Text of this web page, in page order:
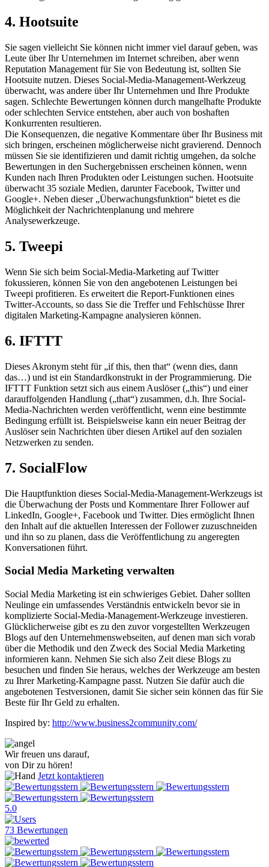
4. Hootsuite
Sie sagen vielleicht Sie können nicht immer viel darauf geben, was
Leute über Ihr Unternehmen im Internet schreiben, aber wenn
Reputation Management für Sie von Bedeutung ist, sollten Sie
Hootsuite nutzen. Dieses Social-Media-Management-Werkzeug
überwacht, was andere über Ihr Unternehmen und Ihre Produkte
sagen. Schlechte Bewertungen können durch mangelhafte Produkte
oder schlechten Service entstehen, aber auch von boshaften
Konkurrenten resultieren.
Die Konsequenzen, die negative Kommentare über Ihr Business mit
sich bringen, erscheinen möglicherweise nicht gravierend. Dennoch
müssen Sie sie identifizieren und damit richtig umgehen, da solche
Bewertungen in den Suchergebnissen erscheinen können, wenn
Kunden nach Ihren Produkten oder Leistungen suchen. Hootsuite
überwacht 35 soziale Medien, darunter Facebook, Twitter und
Google+. Neben dieser „Überwachungsfunktion“ bietet es die
Möglichkeit der Nachrichtenplanung und mehrere
Analysewerkzeuge.
5. Tweepi
Wenn Sie sich beim Social-Media-Marketing auf Twitter
fokussieren, können Sie von den angebotenen Leistungen bei
Tweepi profitieren. Es erweitert die Report-Funktionen eines
Twitter-Accounts, so dass Sie die Treffer und Fehlschüsse Ihrer
digitalen Marketing-Kampagne analysieren können.
6. IFTTT
Dieses Akronym steht für „if this, then that“ (wenn dies, dann
das…) und ist ein Standardkonstrukt in der Programmierung. Die
IFTTT Funktion setzt sich aus einem Auslöser („this“) und einer
darauffolgenden Handlung („that“) zusammen, d.h. Ihre Social-
Media-Nachrichten werden veröffentlicht, wenn eine bestimmte
Bedingung erfüllt ist. Beispielsweise kann ein neuer Beitrag der
Auslöser sein Nachrichten über diesen Artikel auf den sozialen
Netzwerken zu senden.
7. SocialFlow
Die Hauptfunktion dieses Social-Media-Management-Werkzeugs ist
die Überwachung der Posts und Kommentare Ihrer Follower auf
LinkedIn, Google+, Facebook und Twitter. Dies ermöglicht Ihnen
den Inhalt auf die aktuellen Interessen der Follower zuzuschneiden
und ihn so zu planen, dass die Veröffentlichung zu angeregten
Konversationen führt.
Social Media Marketing verwalten
Social Media Marketing ist ein schwieriges Gebiet. Daher sollten
Neulinge ein umfassendes Verständnis entwickeln bevor sie in
komplizierte Social-Media-Management-Werkzeuge investieren.
Glücklicherweise gibt es zu den zuvor vorgestellten Werkzeugen
Blogs auf den Unternehmenswebseiten, auf denen man sich vorab
über die Methodik und den Zweck des Social Media Marketing
informieren kann. Nehmen Sie sich also Zeit diese Blogs zu
besuchen und finden Sie heraus, welches der Werkzeuge am besten
zu Ihrer Marketing-Kampagne passt. Nutzen Sie dafür auch die
angebotenen Testversionen, damit Sie sicher sein können das für Sie
Beste für Ihr Geld zu erhalten.
Inspired by: http://www.business2community.com/
Wir freuen uns darauf,
von Dir zu hören!
Jetzt kontaktieren
5.0
73 Bewertungen